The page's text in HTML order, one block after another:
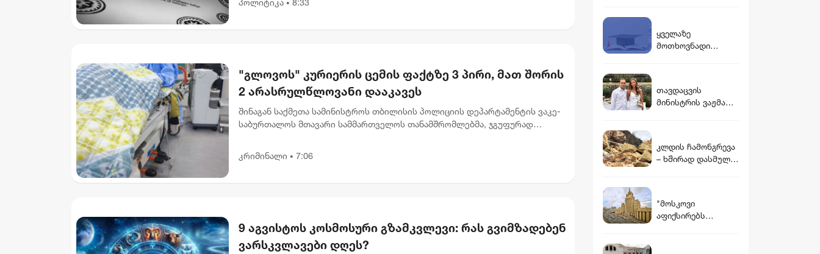
პოლიტიკა • 8:33
"გლოვოს" კურიერის ცემის ფაქტზე 3 პირი, მათ შორის
2 არასრულწლოვანი დააკავეს
შინაგან საქმეთა სამინისტროს თბილისის პოლიციის დეპარტამენტის ვაკე-
საბურთალოს მთავარი სამმართველოს თანამშრომლებმა, ჯგუფურად
კრიმინალი • 7:06
9 აგვისტოს კოსმოსური გზამკვლევი: რას გვიმზადებენ
ვარსკვლავები დღეს?
კოშმარულ
სიზმარშიც ვერ
ყველაზე
მოთხოვნადი
თავდაცვის
მინისტრის ვაჟმა
რჩეული
კლდის ჩამონგრევა
– ხშირად დასმული
"მოსკოვი
აფიქსირებს